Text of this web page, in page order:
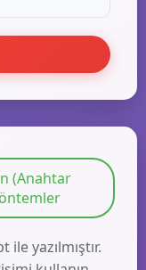
(Anahtar
ile yazılmıştır.